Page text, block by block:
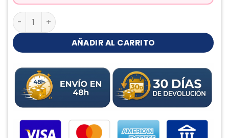
Raichu Peluche cantidad
AÑADIR AL CARRITO